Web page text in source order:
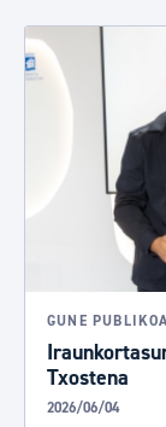
GUNE
Txostena
2026/06/04